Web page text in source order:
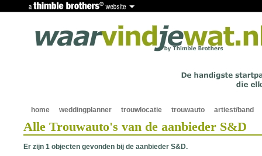
home weddingplanner trouwlocatie trouwauto artiest/band
Alle Trouwauto's van de aanbieder S&D
Er zijn 1 objecten gevonden bij de aanbieder S&D.